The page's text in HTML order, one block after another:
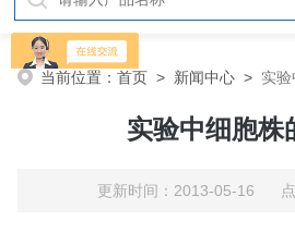
当前位置：首页 > 新闻中心 > 实
实验中细胞株
更新时间：2013-05-16 点